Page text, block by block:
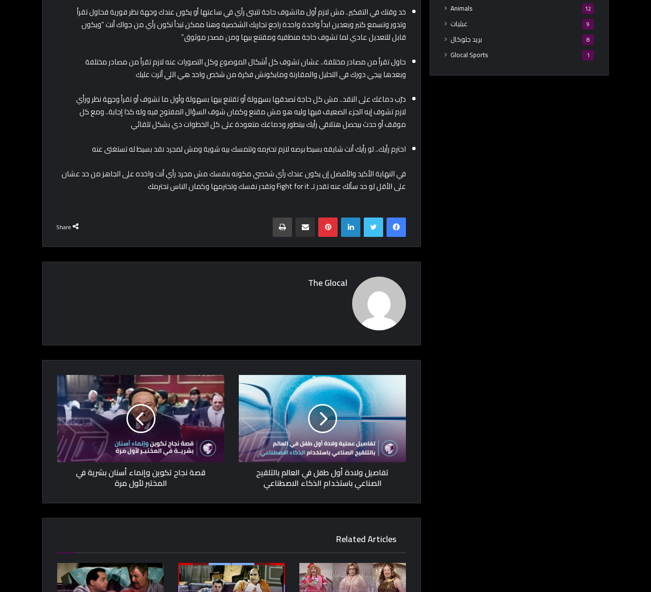
خد وقتك في التفكير.. مش لازم أول ماتشوف حاجة تتبنى رأي في ساعتها أو يكون عندك وجهة نظر فورية فحاول تقرأ
وتدور وتسمع كتير وبعدين ابدأ واحدة واحدة راجع تجاربك الشخصية وهنا ممكن تبدأ تكون رأي من جواك أنت “ويكون
قابل للتعديل عادي لما تشوف حاجة منطقية ومقتنع بيها ومن مصدر موثوق”
حاول تقرأ من مصادر مختلفة.. عشان تشوف كل أشكال الموضوع وكل التصورات عنه لازم تقرأ من مصادر مختلفة
وبعدها ييجي دورك في التحليل والمقارنة ومايكونش فكرة من شخص واحد هي اللي أثرت عليك
درّب دماغك على النقد.. مش كل حاجة تصدقها بسهولة أو تقتنع بيها بسهولة وأول ما تشوف أو تقرأ وجهة نظر ورأي
لازم تشوف إيه الجزء الضعيف فيها وليه هو مش مقنع وكمان شوف السؤال المفتوح فيه وله كذا إجابة.. ومع كل
موقف أو حدث بيحصل هتلاقي رأيك بيتطور ودماغك متعودة على كل الخطوات دي بشكل تلقائي
احترم رأيك.. لو رأيك أنت شايفه بسيط برضه لازم تحترمه وتتمسك بيه شوية ومش لمجرد نقد بسيط له تستغنى عنه
في النهاية الأكيد والأفضل إن يكون عندك رأي شخصي مكونه بنفسك مش مجرد رأي أنت واخده على الجاهز من حد عشان
على الأقل لو حد سألك عنه تقدر تـ Fight for it وتقدر نفسك وتحترمها وكمان الناس تحترمك
Share
Facebook
Twitter
LinkedIn
Pinterest
Print
The Glocal
قصة نجاح تكوين وإنماء أسنان بشرية في
المختبر لأول مرة
تفاصيل ولادة أول طفل في العالم بالتلقيح
الصناعي باستخدام الذكاء الاصطناعي
Related Articles
Animals 12
عبثيات 9
بريد جلوكال 8
Glocal Sports 1